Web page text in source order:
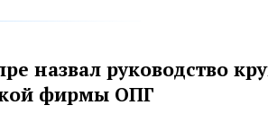
назвал руководство
фирмы ОПГ